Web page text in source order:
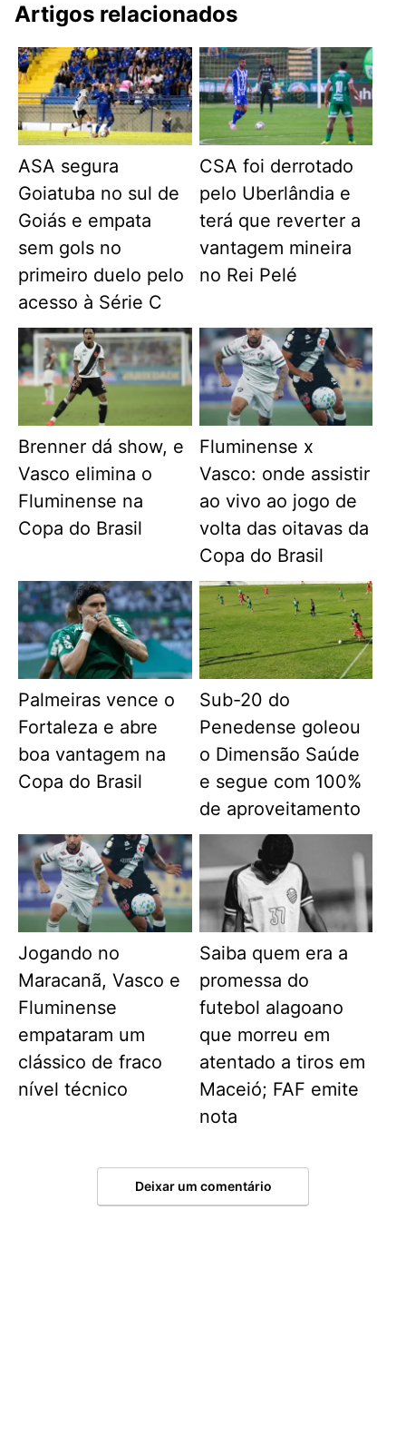
Artigos relacionados
ASA segura
Goiatuba no sul de
Goiás e empata
sem gols no
primeiro duelo pelo
acesso à Série C
CSA foi derrotado
pelo Uberlândia e
terá que reverter a
vantagem mineira
no Rei Pelé
Brenner dá show, e
Vasco elimina o
Fluminense na
Copa do Brasil
Fluminense x
Vasco: onde assistir
ao vivo ao jogo de
volta das oitavas da
Copa do Brasil
Palmeiras vence o
Fortaleza e abre
boa vantagem na
Copa do Brasil
Sub-20 do
Penedense goleou
o Dimensão Saúde
e segue com 100%
de aproveitamento
Jogando no
Maracanã, Vasco e
Fluminense
empataram um
clássico de fraco
nível técnico
Saiba quem era a
promessa do
futebol alagoano
que morreu em
atentado a tiros em
Maceió; FAF emite
nota
Deixar um comentário